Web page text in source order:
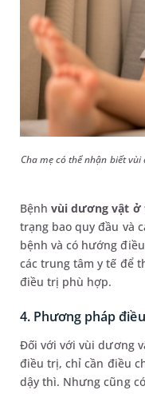
Cha mẹ có thể nhận biết
Bệnhvùi dương vật ở
trạng bao quy đầu và
bệnh và có hướng
các trung tâm y tế để
điều trị phù hợp.
4. Phương pháp
Đối với với vùi dương
điều trị, chỉ cần điều
dậy thì. Nhưng cũng